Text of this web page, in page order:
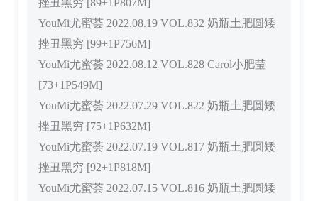
YouMi尤蜜荟 2022.08.19 VOL.832 奶瓶土肥圆矮
挫丑黑穷 [99+1P756M]
YouMi尤蜜荟 2022.08.12 VOL.828 Carol小肥莹
[73+1P549M]
YouMi尤蜜荟 2022.07.29 VOL.822 奶瓶土肥圆矮
挫丑黑穷 [75+1P632M]
YouMi尤蜜荟 2022.07.19 VOL.817 奶瓶土肥圆矮
挫丑黑穷 [92+1P818M]
YouMi尤蜜荟 2022.07.15 VOL.816 奶瓶土肥圆矮